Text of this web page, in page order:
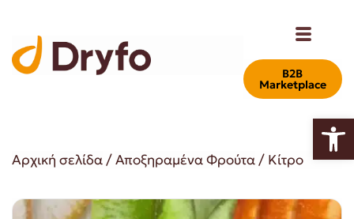
Β2Β
Marketplace
Αρχική σελίδα/Αποξηραμένα Φρούτα/ Κίτρο